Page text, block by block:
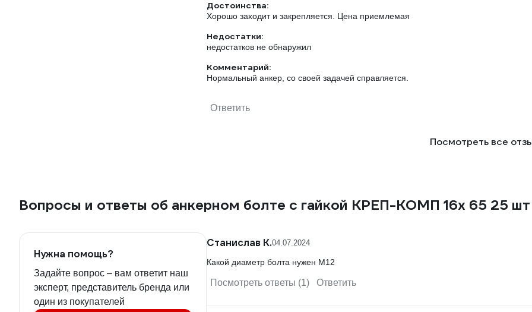
Достоинства:
Хорошо заходит и закрепляется. Цена приемлемая
Недостатки:
недостатков не обнаружил
Комментарий:
Нормальный анкер, со своей задачей справляется.
Ответить
Посмотреть все
Вопросы и ответы об анкерном болте с гайкой КРЕП-КОМП 16х 65 25 шт
Нужна помощь?
Задайте вопрос – вам ответит наш
эксперт, представитель бренда или
один из покупателей
Станислав К.04.07.2024
Какой диаметр болта нужен М12
Посмотреть ответы (1) Ответить